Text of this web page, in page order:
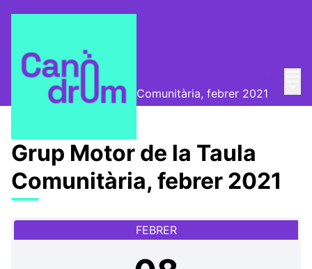
📅 Trobades
Grup Motor de la Taula Comunitària, febrer 2021
Grup Motor de la Taula
Comunitària, febrer 2021
FEBRER